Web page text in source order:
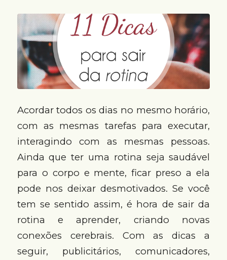
Acordar todos os dias no mesmo horário,
com as mesmas tarefas para executar,
interagindo com as mesmas pessoas.
Ainda que ter uma rotina seja saudável
para o corpo e mente, ficar preso a ela
pode nos deixar desmotivados. Se você
tem se sentido assim, é hora de sair da
rotina e aprender, criando novas
conexões cerebrais. Com as dicas a
seguir, publicitários, comunicadores,